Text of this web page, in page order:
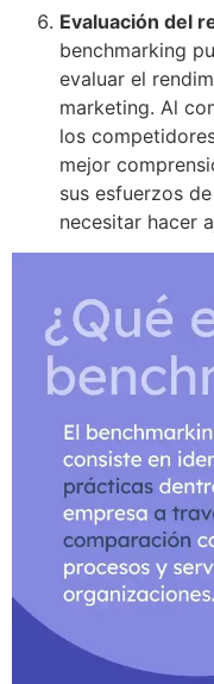
Evaluación del
benchmarking
evaluar el
marketing. Al
los
mejor
sus esfuerzos
necesitar hacer